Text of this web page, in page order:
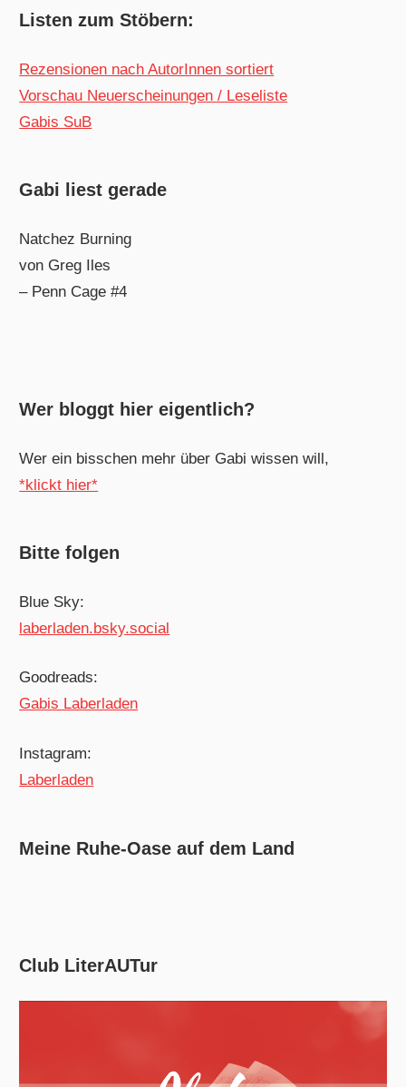
Listen zum Stöbern:
Rezensionen nach AutorInnen sortiert
Vorschau Neuerscheinungen / Leseliste
Gabis SuB
Gabi liest gerade
Natchez Burning
von Greg Iles
– Penn Cage #4
Wer bloggt hier eigentlich?
Wer ein bisschen mehr über Gabi wissen will,
*klickt hier*
Bitte folgen
Blue Sky:
laberladen.bsky.social
Goodreads:
Gabis Laberladen
Instagram:
Laberladen
Meine Ruhe-Oase auf dem Land
Club LiterAUTur